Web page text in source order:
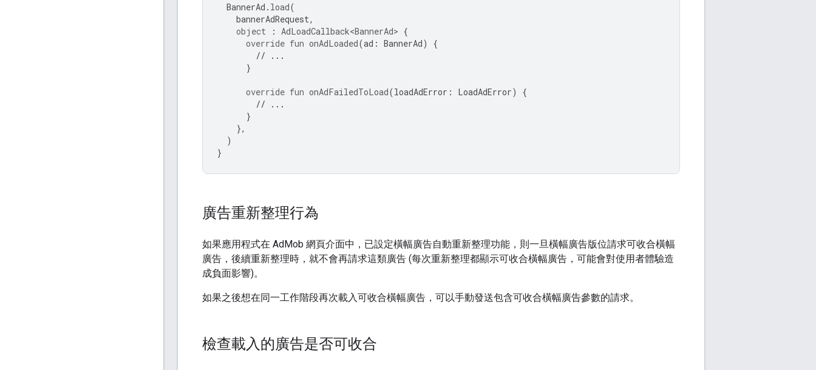
BannerAd . load(
bannerAdRequest,
object
: AdLoadCallback<BannerAd> {
override fun onAdLoaded(ad : BannerAd)
{
// ...
}
override fun onAdFailedToLoad(loadAdError : LoadAdError)
{
// ...
}
},
)
}
廣告重新整理行為
如果應用程式在 AdMob 網頁介面中，已設定橫幅廣告自動重新整理功能，則一旦橫幅廣告版位請求可收合橫幅
廣告，後續重新整理時，就不會再請求這類廣告 (每次重新整理都顯示可收合橫幅廣告，可能會對使用者體驗造
成負面影響)。
如果之後想在同一工作階段再次載入可收合橫幅廣告，可以手動發送包含可收合橫幅廣告參數的請求。
檢查載入的廣告是否可收合